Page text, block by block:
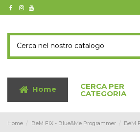
Home CERCA PER
CATEGORIA
Home BeM FIX - Blue&Me Programmer BeM